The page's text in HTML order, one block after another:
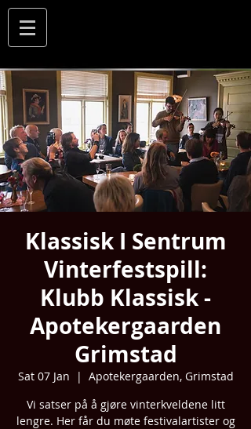
Klassisk I Sentrum
Vinterfestspill:
Klubb Klassisk -
Apotekergaarden
Grimstad
Sat 07 Jan
  |
Apotekergaarden, Grimstad
Vi satser på å gjøre vinterkveldene litt
lengre. Her får du møte festivalartister og